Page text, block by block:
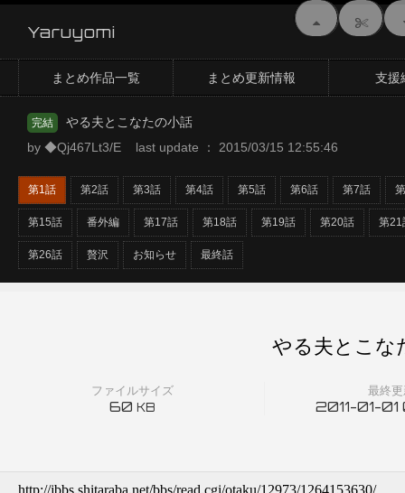
Yaruyomi
まとめ作品一覧 まとめ更新情報 支援
完結
やる夫とこなたの小話
by ◆Qj467Lt3/E last update ： 2015/03/15 12:55:46
第1話 第2話 第3話 第4話 第5話 第6話 第7話
第15話 番外編 第17話 第18話 第19話 第20話 第21
第26話 贅沢 お知らせ 最終話
ファイルサイズ
60 KB
最終
2011-01-
やる夫とこな
http://jbbs.shitaraba.net/bbs/read.cgi/otaku/12973/1264153630/